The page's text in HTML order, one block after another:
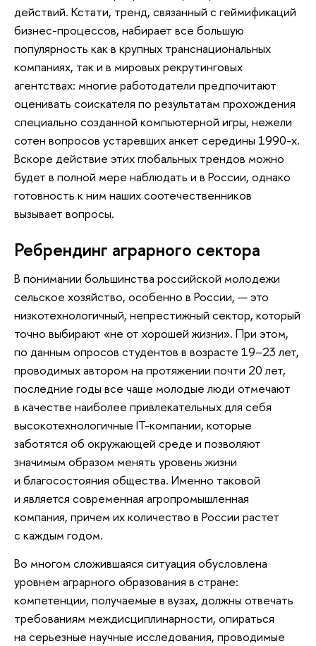
действий. Кстати, тренд, связанный с геймификаций
бизнес-процессов, набирает все большую
популярность как в крупных транснациональных
компаниях, так и в мировых рекрутинговых
агентствах: многие работодатели предпочитают
оценивать соискателя по результатам прохождения
специально созданной компьютерной игры, нежели
сотен вопросов устаревших анкет середины 1990-х.
Вскоре действие этих глобальных трендов можно
будет в полной мере наблюдать и в России, однако
готовность к ним наших соотечественников
вызывает вопросы.
Ребрендинг аграрного сектора
В понимании большинства российской молодежи
сельское хозяйство, особенно в России, — это
низкотехнологичный, непрестижный сектор, который
точно выбирают «не от хорошей жизни». При этом,
по данным опросов студентов в возрасте 19–23 лет,
проводимых автором на протяжении почти 20 лет,
последние годы все чаще молодые люди отмечают
в качестве наиболее привлекательных для себя
высокотехнологичные IT-компании, которые
заботятся об окружающей среде и позволяют
значимым образом менять уровень жизни
и благосостояния общества. Именно таковой
и является современная агропромышленная
компания, причем их количество в России растет
с каждым годом.
Во многом сложившаяся ситуация обусловлена
уровнем аграрного образования в стране:
компетенции, получаемые в вузах, должны отвечать
требованиям междисциплинарности, опираться
на серьезные научные исследования, проводимые